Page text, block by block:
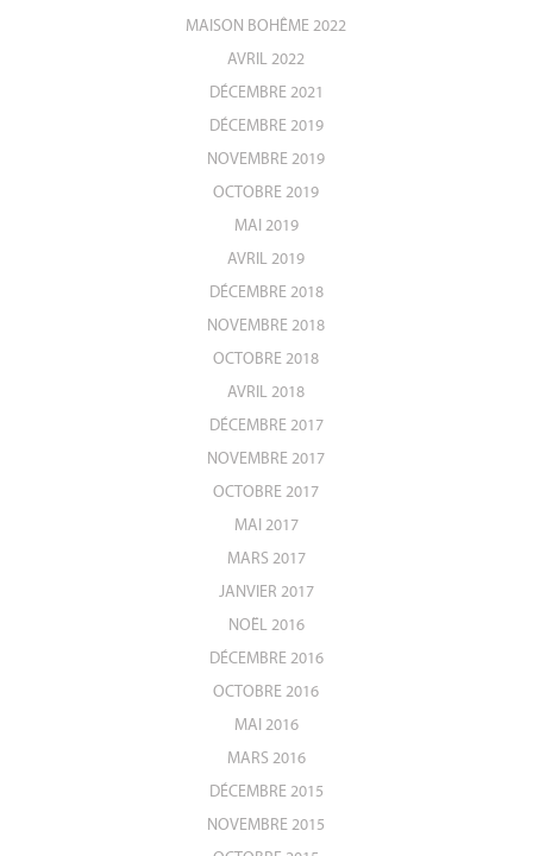
MAISON BOHÊME 2022
AVRIL 2022
DÉCEMBRE 2021
DÉCEMBRE 2019
NOVEMBRE 2019
OCTOBRE 2019
MAI 2019
AVRIL 2019
DÉCEMBRE 2018
NOVEMBRE 2018
OCTOBRE 2018
AVRIL 2018
DÉCEMBRE 2017
NOVEMBRE 2017
OCTOBRE 2017
MAI 2017
MARS 2017
JANVIER 2017
NOËL 2016
DÉCEMBRE 2016
OCTOBRE 2016
MAI 2016
MARS 2016
DÉCEMBRE 2015
NOVEMBRE 2015